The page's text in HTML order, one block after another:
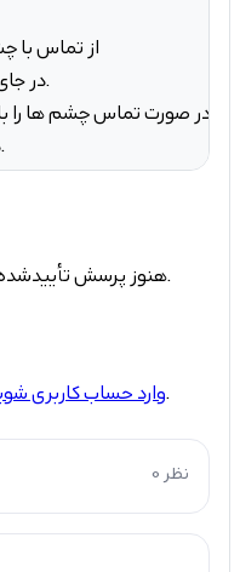
از تماس با
در جای خشک و خنک نگهداری شود.
در صورت تماس چشم ها را
دور از دسترس اطفال بگذارید.
هنوز پرسش تأییدشده‌ای برای این محصول ثبت نشده است.
وارد حساب کاربریتا بتوانید پرسش یا پاسخ ثبت کنید.
0 نظر